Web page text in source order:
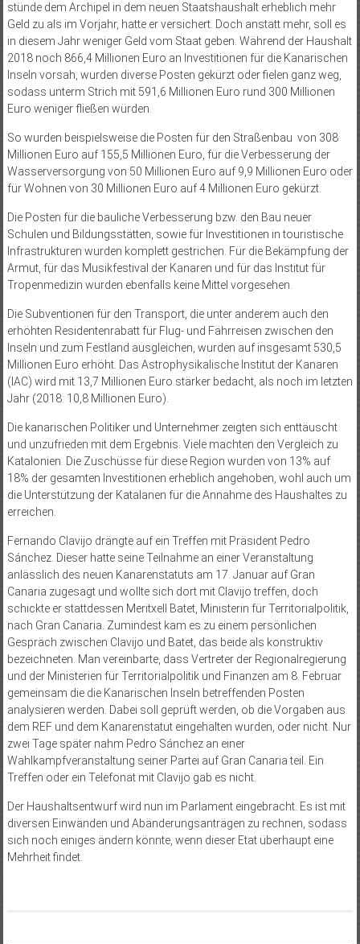
stünde dem Archipel in dem neuen Staatshaushalt erheblich mehr
Geld zu als im Vorjahr, hatte er versichert. Doch anstatt mehr, soll es
in diesem Jahr weniger Geld vom Staat geben. Während der Haushalt
2018 noch 866,4 Millionen Euro an Investitionen für die Kanarischen
Inseln vorsah, wurden diverse Posten gekürzt oder fielen ganz weg,
sodass unterm Strich mit 591,6 Millionen Euro rund 300 Millionen
Euro weniger fließen würden.
So wurden beispielsweise die Posten für den Straßenbau von 308
Millionen Euro auf 155,5 Millionen Euro, für die Verbesserung der
Wasserversorgung von 50 Millionen Euro auf 9,9 Millionen Euro oder
für Wohnen von 30 Millionen Euro auf 4 Millionen Euro gekürzt.
Die Posten für die bauliche Verbesserung bzw. den Bau neuer
Schulen und Bildungsstätten, sowie für Investitionen in touristische
Infrastrukturen wurden komplett gestrichen. Für die Bekämpfung der
Armut, für das Musikfestival der Kanaren und für das Institut für
Tropenmedizin wurden ebenfalls keine Mittel vorgesehen.
Die Subventionen für den Transport, die unter anderem auch den
erhöhten Residentenrabatt für Flug- und Fährreisen zwischen den
Inseln und zum Festland ausgleichen, wurden auf insgesamt 530,5
Millionen Euro erhöht. Das Astrophysikalische Institut der Kanaren
(IAC) wird mit 13,7 Millionen Euro stärker bedacht, als noch im letzten
Jahr (2018: 10,8 Millionen Euro).
Die kanarischen Politiker und Unternehmer zeigten sich enttäuscht
und unzufrieden mit dem Ergebnis. Viele machten den Vergleich zu
Katalonien. Die Zuschüsse für diese Region wurden von 13% auf
18% der gesamten Investitionen erheblich angehoben, wohl auch um
die Unterstützung der Katalanen für die Annahme des Haushaltes zu
erreichen.
Fernando Clavijo drängte auf ein Treffen mit Präsident Pedro
Sánchez. Dieser hatte seine Teilnahme an einer Veranstaltung
anlässlich des neuen Kanarenstatuts am 17. Januar auf Gran
Canaria zugesagt und wollte sich dort mit Clavijo treffen, doch
schickte er stattdessen Meritxell Batet, Ministerin für Territorialpolitik,
nach Gran Canaria. Zumindest kam es zu einem persönlichen
Gespräch zwischen Clavijo und Batet, das beide als konstruktiv
bezeichneten. Man vereinbarte, dass Vertreter der Regionalregierung
und der Minis­terien für Territorialpolitik und Finanzen am 8. Februar
gemeinsam die die Kanarischen Inseln betreffenden Posten
analysieren werden. Dabei soll geprüft werden, ob die Vorgaben aus
dem REF und dem Kanarenstatut eingehalten wurden, oder nicht. Nur
zwei Tage später nahm Pedro Sánchez an einer
Wahlkampfveranstaltung seiner Partei auf Gran Canaria teil. Ein
Treffen oder ein Telefonat mit Clavijo gab es nicht.
Der Haushaltsentwurf wird nun im Parlament eingebracht. Es ist mit
diversen Einwänden und Abänderungsanträgen zu rechnen, sodass
sich noch einiges ändern könnte, wenn dieser Etat überhaupt eine
Mehrheit findet.